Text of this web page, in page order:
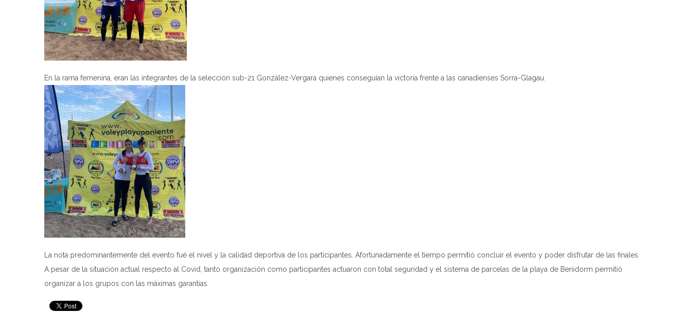
En la rama femenina, eran las integrantes de la selección sub-21 González-Vergara quienes conseguían la victoria frente a las canadienses Sorra-Glagau.
La nota predominantemente del evento fué el nivel y la calidad deportiva de los participantes. Afortunadamente el tiempo permitió concluir el evento y poder disfrutar de las finales.
A pesar de la situación actual respecto al Covid, tanto organización como participantes actuaron con total seguridad y el sistema de parcelas de la playa de Benidorm permitió
organizar a los grupos con las máximas garantías.